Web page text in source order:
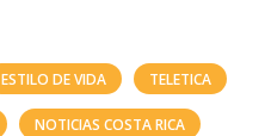
ESTILO DE VIDA TELETICA
NOTICIAS COSTA RICA